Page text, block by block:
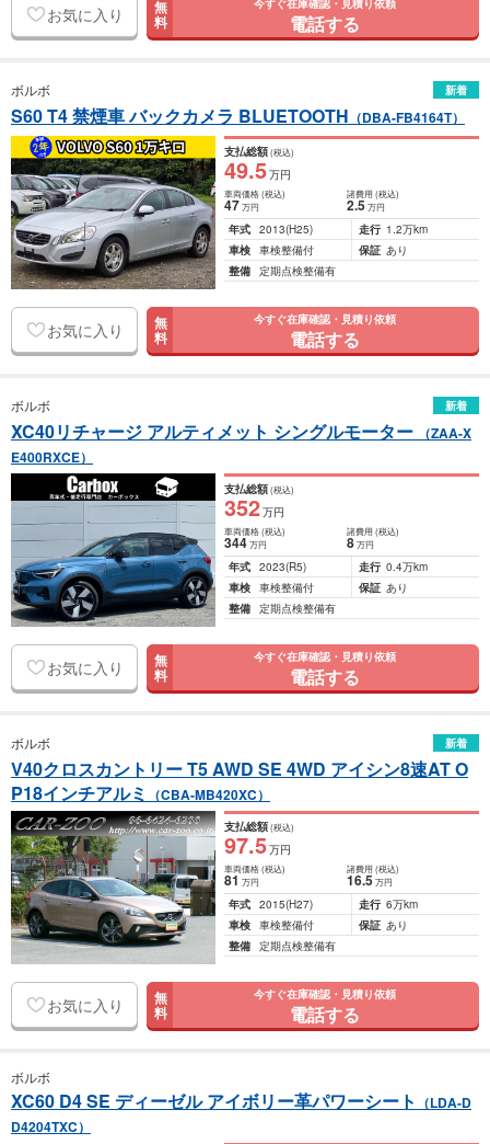
お気に入り 無
料
今すぐ在庫確認・見積り依頼
電話する
ボルボ 新着
S60 T4 禁煙車 バックカメラ BLUETOOTH （DBA-FB4164T）
支払総額(税込)
49.5万円
車両価格(税込)
47万円
諸費用 (税込)
2.5 万円
年式 2013(H25) 走行 1.2万km
車検 車検整備付 保証 あり
整備 定期点検整備有
お気に入り 無
料
今すぐ在庫確認・見積り依頼
電話する
ボルボ 新着
XC40リチャージ アルティメット シングルモーター
（ZAA-X
E400RXCE）
支払総額(税込)
352万円
車両価格(税込)
344万円
諸費用 (税込)
8 万円
年式 2023(R5) 走行 0.4万km
車検 車検整備付 保証 あり
整備 定期点検整備有
お気に入り 無
料
今すぐ在庫確認・見積り依頼
電話する
ボルボ 新着
V40クロスカントリー T5 AWD SE 4WD アイシン8速AT O
P18インチアルミ （CBA-MB420XC）
支払総額(税込)
97.5万円
車両価格(税込)
81万円
諸費用 (税込)
16.5 万円
年式 2015(H27) 走行 6万km
車検 車検整備付 保証 あり
整備 定期点検整備有
お気に入り 無
料
今すぐ在庫確認・見積り依頼
電話する
ボルボ
XC60 D4 SE ディーゼル アイボリー革パワーシート （LDA-D
D4204TXC）